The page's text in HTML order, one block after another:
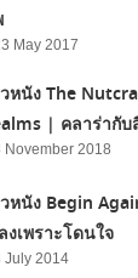
May 2017
หนัง The
| คลาร่ากั
November 2018
หนัง Begin
งเพราะโดนใจ
July 2014